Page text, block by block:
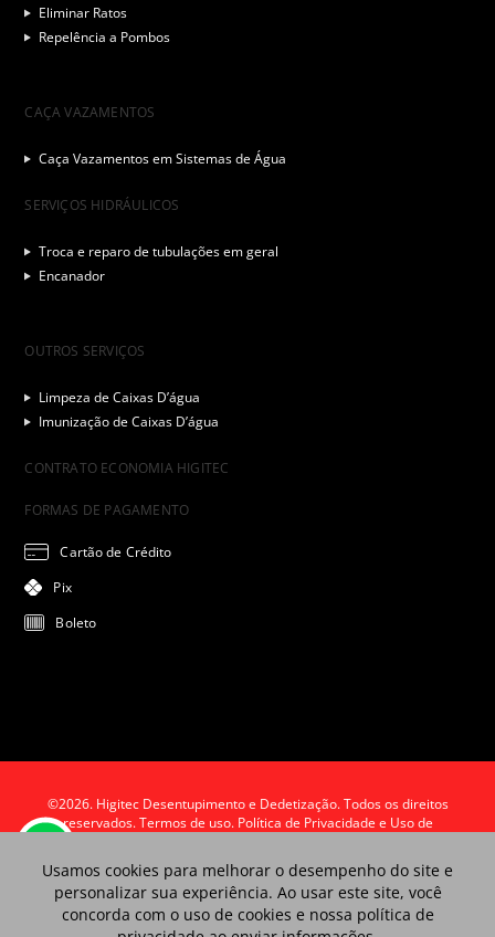
Eliminar Ratos
Repelência a Pombos
CAÇA VAZAMENTOS
Caça Vazamentos em Sistemas de Água
SERVIÇOS HIDRÁULICOS
Troca e reparo de tubulações em geral
Encanador
OUTROS SERVIÇOS
Limpeza de Caixas D’água
Imunização de Caixas D’água
CONTRATO ECONOMIA HIGITEC
FORMAS DE PAGAMENTO
Cartão de Crédito
Pix
Boleto
©2026. Higitec Desentupimento e Dedetização. Todos os direitos
reservados.Termos de uso. Política de Privacidade e Uso de
Usamos cookies para melhorar o desempenho do site e
personalizar sua experiência. Ao usar este site, você
concorda com o uso de cookies e nossa política de